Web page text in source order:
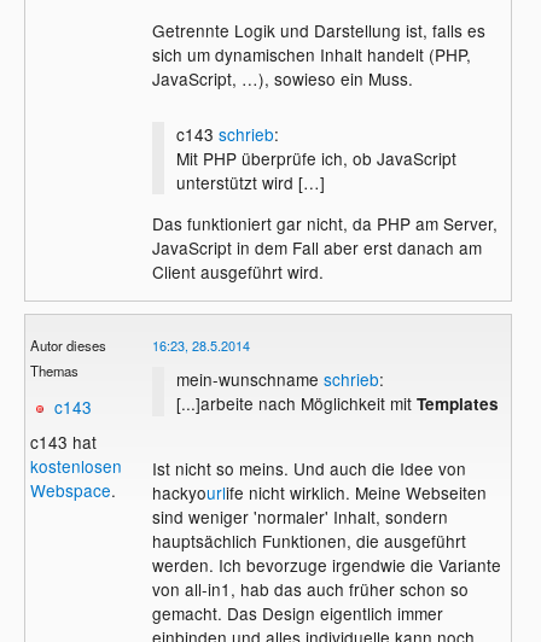
Getrennte Logik und Darstellung ist, falls es
sich um dynamischen Inhalt handelt (PHP,
JavaScript, …), sowieso ein Muss.
c143 schrieb:
Mit PHP überprüfe ich, ob JavaScript
unterstützt wird […]
Das funktioniert gar nicht, da PHP am Server,
JavaScript in dem Fall aber erst danach am
Client ausgeführt wird.
Autor dieses
Themas
c143
c143 hat
kostenlosen
Webspace.
16:23, 28.5.2014
mein-wunschname schrieb:
[...]arbeite nach Möglichkeit mit Templates
Ist nicht so meins. Und auch die Idee von
hackyourlife nicht wirklich. Meine Webseiten
sind weniger 'normaler' Inhalt, sondern
hauptsächlich Funktionen, die ausgeführt
werden. Ich bevorzuge irgendwie die Variante
von all-in1, hab das auch früher schon so
gemacht. Das Design eigentlich immer